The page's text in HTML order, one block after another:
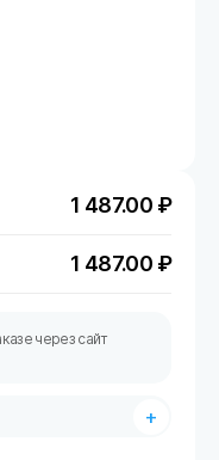
1 487.00 ₽
1 487.00 ₽
через сайт
+